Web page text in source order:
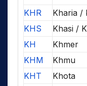
KHR
Kharia /
KHS
Khasi /
KH
Khmer
KHM
Khmu
KHT
Khota